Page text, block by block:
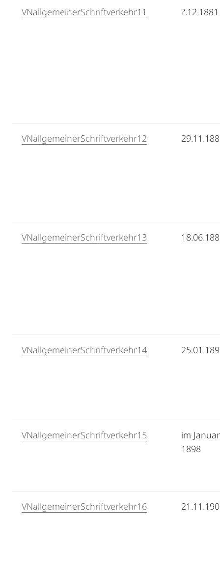
VNallgemeinerSchriftverkehr11 ?.12.1881
VNallgemeinerSchriftverkehr12
VNallgemeinerSchriftverkehr13
VNallgemeinerSchriftverkehr14
VNallgemeinerSchriftverkehr15
im Januar
1898
VNallgemeinerSchriftverkehr16